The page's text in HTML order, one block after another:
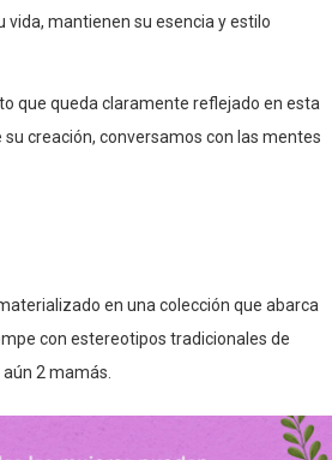
mantienen su esencia y estilo
que queda claramente reflejado en esta
creación, conversamos con las mentes
en una colección que abarca
con estereotipos tradicionales de
2 mamás.